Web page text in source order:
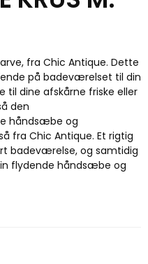
fra Chic Antique. Dette
på badeværelset til din
til dine afskårne friske eller
den
håndsæbe og
fra Chic Antique. Et rigtig
badeværelse, og samtidig
flydende håndsæbe og